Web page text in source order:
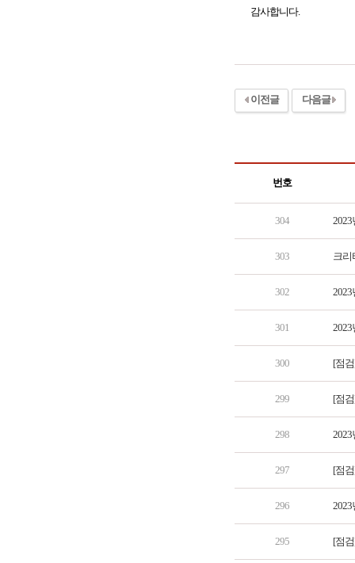
감사합니다.
이전글 다음글
번호
304 2023
303 크리
302 2023
301 2023
300 [점
299 [점
298 2023
297 [점
296 2023
295 [점